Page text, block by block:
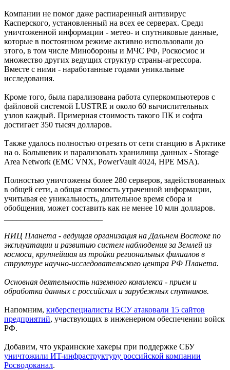
Компании не помог даже распиаренный антивирус
Касперского, установленный на всех ее серверах. Среди
уничтоженной информации - метео- и спутниковые данные,
которые в постоянном режиме активно использовали до
этого, в том числе Минобороны и МЧС РФ, Роскосмос и
множество других ведущих структур страны-агрессора.
Вместе с ними - наработанные годами уникальные
исследования.
Кроме того, была парализована работа суперкомпьютеров с
файловой системой LUSTRE и около 60 вычислительных
узлов каждый. Примерная стоимость такого ПК и софта
достигает 350 тысяч долларов.
Также удалось полностью отрезать от сети станцию в Арктике
на о. Большевик и парализовать хранилища данных - Storage
Area Network (EMC VNX, PowerVault 4024, HPE MSA).
Полностью уничтожены более 280 серверов, задействованных
в общей сети, а общая стоимость утраченной информации,
учитывая ее уникальность, длительное время сбора и
обобщения, может составить как не менее 10 млн долларов.
НИЦ Планета - ведущая организация на Дальнем Востоке по
эксплуатации и развитию систем наблюдения за Землей из
космоса, крупнейшая из тройки региональных филиалов в
структуре научно-исследовательского центра РФ Планета.
Основная деятельность наземного комплекса - прием и
обработка данных с российских и зарубежных спутников.
Напомним, киберспециалисты ВСУ атаковали 15 сайтов
предприятий, участвующих в инженерном обеспечении войск
РФ.
Добавим, что украинские хакеры при поддержке СБУ
уничтожили ИT-инфраструктуру российской компании
Росводоканал.